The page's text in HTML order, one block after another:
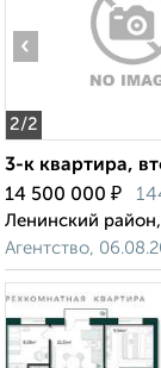
2/2
‹
3-к квартира,
14 500 000 ₽
Ленинский
Агентство,